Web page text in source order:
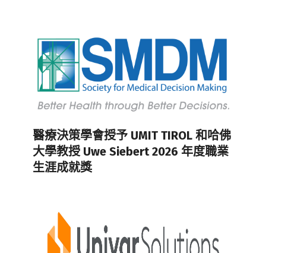
醫療決策學會授予 UMIT TIROL 和哈佛
大學教授 Uwe Siebert 2026 年度職業
生涯成就獎